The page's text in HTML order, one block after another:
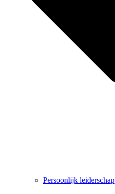
Persoonlijk leiderschap